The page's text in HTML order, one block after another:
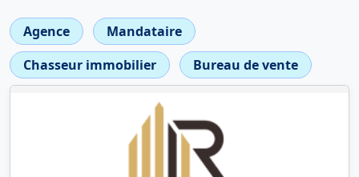
Agence
Mandataire
Chasseur immobilier
Bureau de vente